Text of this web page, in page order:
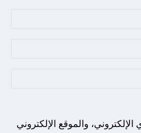
والموقع الإلكتروني